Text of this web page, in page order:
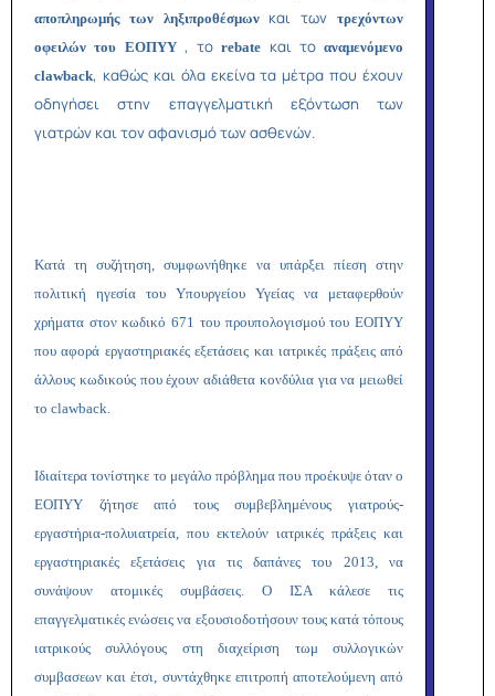
αποπληρωμής των ληξιπροθέσμωνκαι τωντρεχόντων
οφειλών του ΕΟΠΥΥ, τοrebate και το αναμενόμενο
clawback, καθώς και όλα εκείνα τα μέτρα που έχουν
οδηγήσει στην επαγγελματική εξόντωση των
γιατρών και τον αφανισμό των ασθενών.
Κατά τη συζήτηση, συμφωνήθηκε να υπάρξει πίεση στην
πολιτική ηγεσία του Υπουργείου Υγείας να μεταφερθούν
χρήματα στον κωδικό 671 του προυπολογισμού του ΕΟΠΥΥ
που αφορά εργαστηριακές εξετάσεις και ιατρικές πράξεις από
άλλους κωδικούς που έχουν αδιάθετα κονδύλια για να μειωθεί
το clawback.
Ιδιαίτερα τονίστηκε το μεγάλο πρόβλημα που προέκυψε όταν ο
ΕΟΠΥΥ ζήτησε από τους συμβεβλημένους γιατρούς-
εργαστήρια-πολυιατρεία, που εκτελούν ιατρικές πράξεις και
εργαστηριακές εξετάσεις για τις δαπάνες του 2013, να
συνάψουν ατομικές συμβάσεις. Ο ΙΣΑ κάλεσε τις
επαγγελματικές ενώσεις να εξουσιοδοτήσουν τους κατά τόπους
ιατρικούς συλλόγους στη διαχείριση τωμ συλλογικών
συμβασεων και έτσι, συντάχθηκε επιτροπή αποτελούμενη από